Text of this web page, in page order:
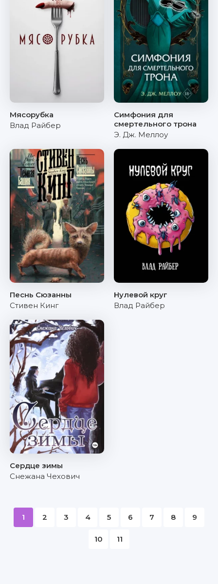
Мясорубка
Влад Райбер
Симфония для
смертельного трона
Э. Дж. Меллоу
Песнь Сюзанны
Стивен Кинг
Нулевой круг
Влад Райбер
Сердце зимы
Снежана Чехович
1 2 3 4 5 6 7 8 9
10 11